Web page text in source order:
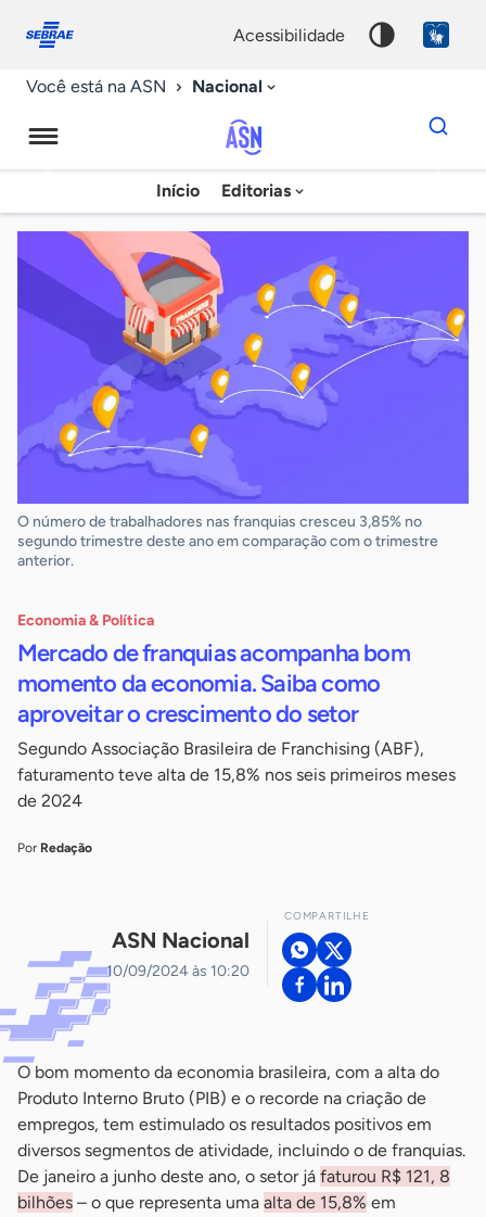
conosco
acessibilidade
Você está na ASN Nacional
Agência
Sebrae
Notícias
Início Editorias
Dados
para
chave
O número de trabalhadores nas franquias cresceu 3,85% no
segundo trimestre deste ano em comparação com o trimestre
anterior.
Economia & Política
Mercado de franquias acompanha bom
momento da economia. Saiba como
aproveitar o crescimento do setor
Segundo Associação Brasileira de Franchising (ABF),
faturamento teve alta de 15,8% nos seis primeiros meses
de 2024
Por Redação
ASN Nacional
10/09/2024 às 10:20
COMPARTILHE
O bom momento da economia brasileira, com a alta do
Produto Interno Bruto (PIB) e o recorde na criação de
empregos, tem estimulado os resultados positivos em
diversos segmentos de atividade, incluindo o de franquias.
De janeiro a junho deste ano, o setor já faturou R$ 121, 8
bilhões – o que representa uma alta de 15,8% em